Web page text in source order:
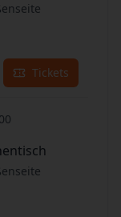
Tickets